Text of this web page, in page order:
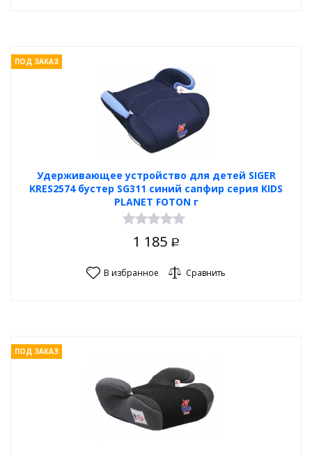
Удерживающее устройство для детей SIGER
KRES2574 бустер SG311 синий сапфир серия KIDS
PLANET FOTON г
ПОД ЗАКАЗ
1 185 Р
В избранное Сравнить
ПОД ЗАКАЗ